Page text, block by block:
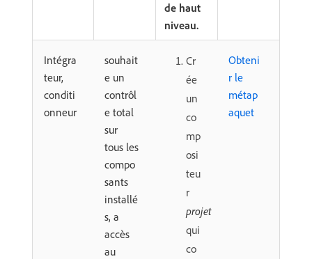
de haut
niveau.
Intégra
teur,
conditi
onneur
souhait
e un
contrôl
e total
sur
tous les
compo
sants
installé
s, a
accès
au
Cr
ée
un
co
mp
osi
teu
r
projet
qui
co
Obteni
r le
métap
aquet